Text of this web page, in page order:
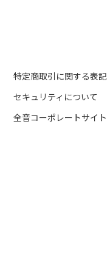
特定商取引に関する表記
セキュリティについて
全音コーポレートサイト